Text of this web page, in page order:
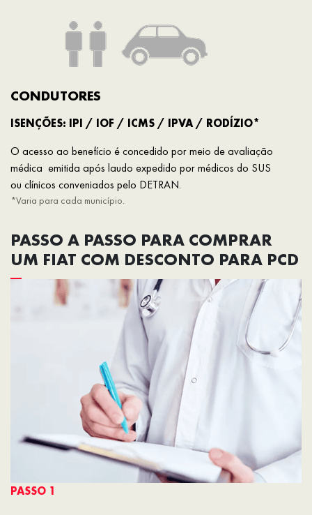
CONDUTORES
ISENÇÕES: IPI / IOF / ICMS / IPVA / RODÍZIO*
O acesso ao benefício é concedido por meio de avaliação
médica emitida após laudo expedido por médicos do SUS
ou clínicos conveniados pelo DETRAN.
*Varia para cada município.
PASSO A PASSO PARA COMPRAR
UM FIAT COM DESCONTO PARA PCD
PASSO 1